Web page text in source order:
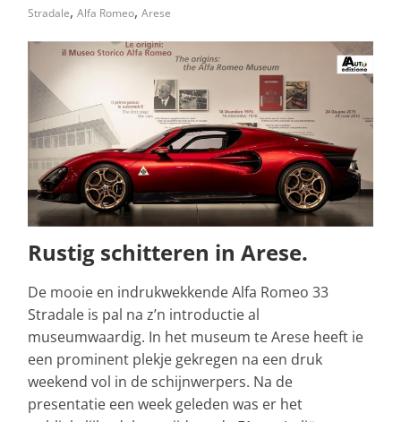
Stradale, Alfa Romeo, Arese
Rustig schitteren in Arese.
De mooie en indrukwekkende Alfa Romeo 33
Stradale is pal na z’n introductie al
museumwaardig. In het museum te Arese heeft ie
een prominent plekje gekregen na een druk
weekend vol in de schijnwerpers. Na de
presentatie een week geleden was er het